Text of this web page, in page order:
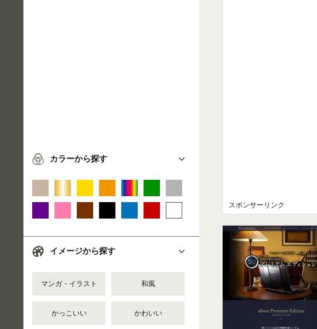
カラーから探す
イメージから探す
マンガ・イラスト 和風
かっこいい かわいい
スポンサーリンク